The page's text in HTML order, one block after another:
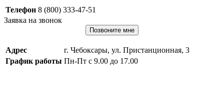
Телефон 8 (800) 333-47-51
Заявка на звонок
Позвоните мне
Адрес
г. Чебоксары, ул. Пристанционная, 3
График работы Пн-Пт с 9.00 до 17.00